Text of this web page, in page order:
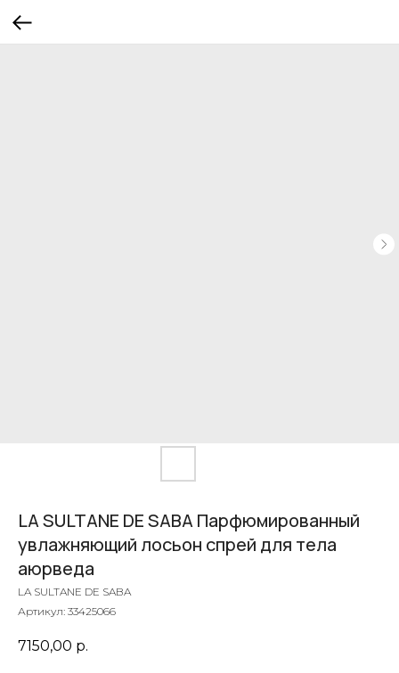
LA SULTANE DE SABA Парфюмированный
увлажняющий лосьон спрей для тела
аюрведа
LA SULTANE DE SABA
Артикул: 33425066
7150,00 р.